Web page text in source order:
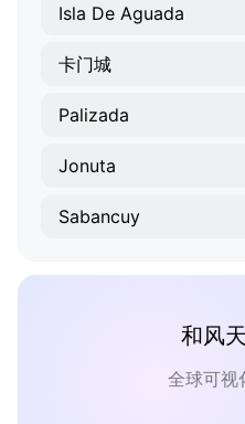
Isla De Aguada
卡门城
Palizada
Jonuta
Sabancuy
和风
全球可视